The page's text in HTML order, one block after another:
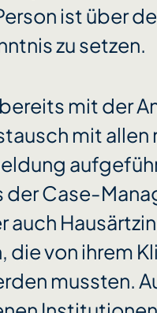
ist über
zu setzen.
mit der
mit
der Case-
die von ihrem
mussten.